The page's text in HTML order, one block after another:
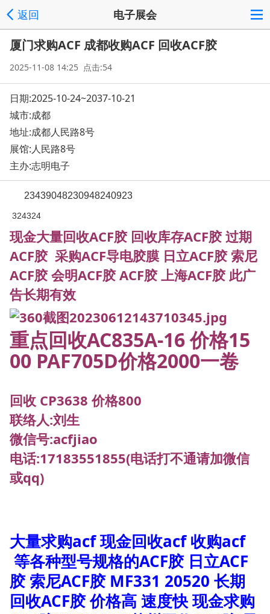
返回 电子展会
厦门求购ACF 成都收购ACF 回收ACF胶
2025-11-08 14:25 点击:54
日期:2025-10-24~2037-10-21
城市:成都
地址:成都人民路8号
展馆:人民路8号
主办:志明电子
23439048230948240923
324324
现金大量回收ACF胶 回收库存ACF胶 过期
ACF胶 采购ACF导电胶膜 日立ACF胶 索尼
ACF胶 会明ACF胶 ACF胶 上海ACF胶 此广
告长期有效
重点回收AC835A-16 价格15
00 PAF705D价格2000一卷
回收 CP3638 价格800
联络人:刘生
微信号:acfjiao
电话:17183551855(电话打不通请加微信
或qq)
大量求购acf 现金回收acf 收购acf
等各种型号规格的ACF胶 日立ACF
胶 索尼ACF胶 MF331 20520 长期
回收ACF胶 价格高 速度快 现金求购